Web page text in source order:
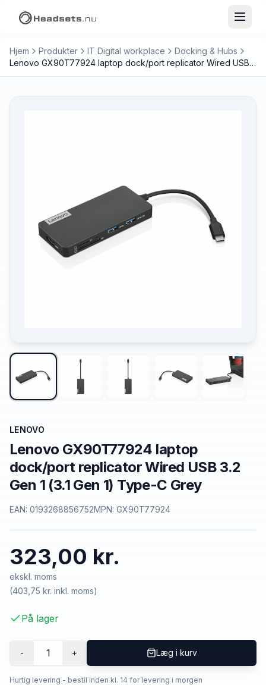
Hjem Produkter IT Digital workplace
Docking & Hubs
Lenovo GX90T77924 laptop dock/port replicator Wired USB 3.2 Gen 1 (3.1 Gen 1) Type-C Grey
LENOVO
Lenovo GX90T77924 laptop
dock/port replicator Wired USB 3.2
Gen 1 (3.1 Gen 1) Type-C Grey
EAN: 0193268856752MPN: GX90T77924
323,00 kr.
ekskl. moms
(403,75 kr. inkl. moms)
På lager
- 1 + Læg i kurv
Hurtig levering - bestil inden kl. 14 for levering i morgen